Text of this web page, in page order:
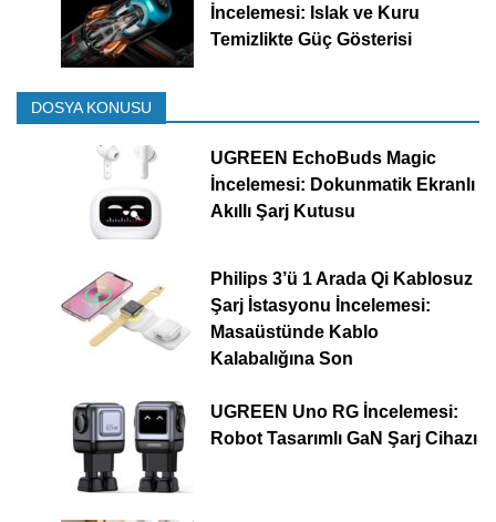
İncelemesi: Islak ve Kuru
Temizlikte Güç Gösterisi
DOSYA KONUSU
UGREEN EchoBuds Magic
İncelemesi: Dokunmatik Ekranlı
Akıllı Şarj Kutusu
Philips 3’ü 1 Arada Qi Kablosuz
Şarj İstasyonu İncelemesi:
Masaüstünde Kablo
Kalabalığına Son
UGREEN Uno RG İncelemesi:
Robot Tasarımlı GaN Şarj Cihazı